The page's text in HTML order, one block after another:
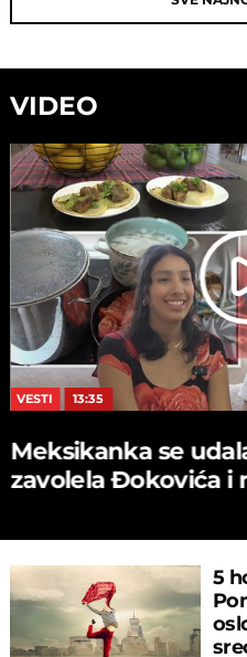
VIDEO
VESTI 13:35
Meksikanka se
zavolela Đokovića i
5